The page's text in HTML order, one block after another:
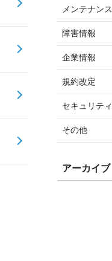
メンテナンス
障害情報
企業情報
規約改定
セキュリティ
その他
アーカイブ